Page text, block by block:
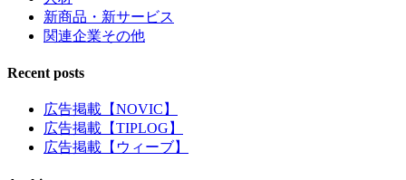
新商品・新サービス
関連企業その他
Recent posts
広告掲載【NOVIC】
広告掲載【TIPLOG】
広告掲載【ウィーブ】